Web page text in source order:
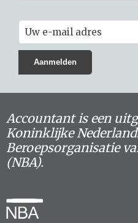
Accountant is een
Koninklijke
Beroepsorganisatie
(NBA).